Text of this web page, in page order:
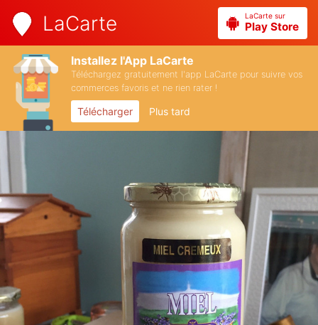
LaCarte LaCarte sur
Play Store
Installez l'App LaCarte
Téléchargez gratuitement l'app LaCarte pour suivre vos
commerces favoris et ne rien rater !
Télécharger Plus tard